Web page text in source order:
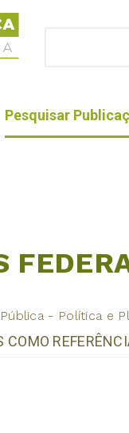
Pesquisar
- Política e
COMO